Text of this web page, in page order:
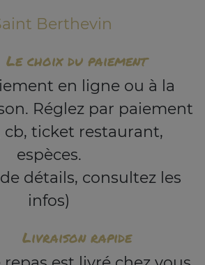
Berthevin
Le choix du paiement
en ligne ou à la
Réglez par paiement
cb, ticket restaurant,
espèces.
détails, consultez les
infos)
Livraison rapide